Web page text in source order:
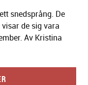
snedsprång. De
de sig vara
Av Kristina